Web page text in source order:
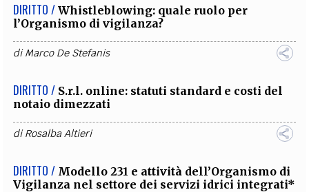
DIRITTO / Whistleblowing: quale ruolo per
l’Organismo di vigilanza?
diMarco De Stefanis
DIRITTO / S.r.l. online: statuti standard e costi del
notaio dimezzati
diRosalba Altieri
DIRITTO / Modello 231 e attività dell’Organismo di
Vigilanza nel settore dei servizi idrici integrati*